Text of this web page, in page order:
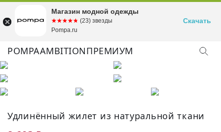
POMPAAMBITIONПРЕМИУМ
КУПИТЬ ОБРАЗ
Удлинённый жилет из натуральной ткани
Магазин модной одежды
☆☆☆☆☆
★★★★★ (23) звезды
Pompa.ru
Скачать